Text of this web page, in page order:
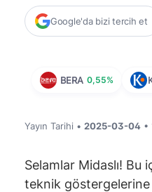
Google'da bizi tercih et
BERA 0,55%
Yayın Tarihi • 2025-03-04 •
Selamlar Midaslı!
teknik göstergelerine